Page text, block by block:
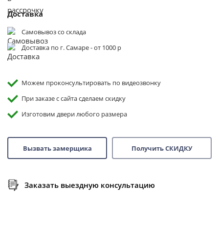
Можем проконсультировать по видеозвонку
При заказе с сайта сделаем скидку
Изготовим двери любого размера
Вызвать замерщика Получить СКИДКУ
Заказать выездную консультацию
Доставка
Самовывоз со склада
Доставка по г. Самаре - от 1000 р